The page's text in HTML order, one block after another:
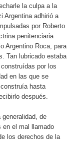
la culpa a la
Argentina adhirió a
por Roberto
penitenciaria
Argentino Roca, para
Tan lubricado estaba
por los
en las que se
hasta
después.
de
en el mal llamado
los derechos de la